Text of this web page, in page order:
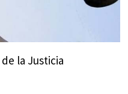
la Justicia